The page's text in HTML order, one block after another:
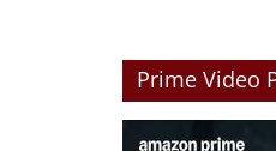
Prime Video